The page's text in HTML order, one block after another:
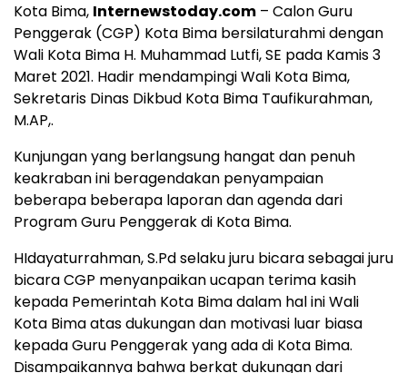
Kota Bima, Internewstoday.com – Calon Guru
Penggerak (CGP) Kota Bima bersilaturahmi dengan
Wali Kota Bima H. Muhammad Lutfi, SE pada Kamis 3
Maret 2021. Hadir mendampingi Wali Kota Bima,
Sekretaris Dinas Dikbud Kota Bima Taufikurahman,
M.AP,.
Kunjungan yang berlangsung hangat dan penuh
keakraban ini beragendakan penyampaian
beberapa beberapa laporan dan agenda dari
Program Guru Penggerak di Kota Bima.
HIdayaturrahman, S.Pd selaku juru bicara sebagai juru
bicara CGP menyanpaikan ucapan terima kasih
kepada Pemerintah Kota Bima dalam hal ini Wali
Kota Bima atas dukungan dan motivasi luar biasa
kepada Guru Penggerak yang ada di Kota Bima.
Disampaikannya bahwa berkat dukungan dari